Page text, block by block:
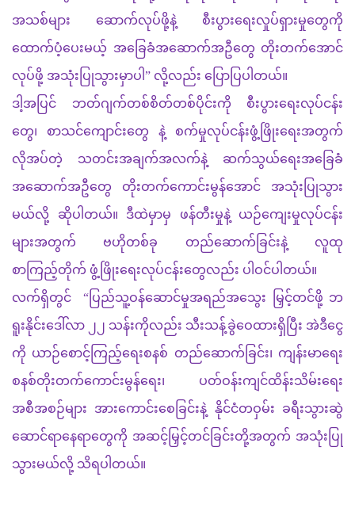
အသစ်များ ဆောက်လုပ်ဖို့နဲ့ စီးပွားရေးလှုပ်ရှားမှုတွေကို
ထောက်ပံ့ပေးမယ့် အခြေခံအဆောက်အဦတွေ တိုးတက်အောင်
လုပ်ဖို့ အသုံးပြုသွားမှာပါ ” လို့လည်း ပြောပြပါတယ်။
ဒါ့အပြင် ဘတ်ဂျက်တစ်စိတ်တစ်ပိုင်းကို စီးပွားရေးလုပ်ငန်း
တွေ၊ စာသင်ကျောင်းတွေ နဲ့ စက်မှုလုပ်ငန်းဖွံ့ဖြိုးရေးအတွက်
လိုအပ်တဲ့ သတင်းအချက်အလက်နဲ့ ဆက်သွယ်ရေးအခြေခံ
အဆောက်အဦတွေ တိုးတက်ကောင်းမွန်အောင် အသုံးပြုသွား
မယ်လို့ ဆိုပါတယ်။ ဒီထဲမှာမှ ဖန်တီးမှုနဲ့ ယဉ်ကျေးမှုလုပ်ငန်း
များအတွက် ဗဟိုတစ်ခု တည်ဆောက်ခြင်းနဲ့ လူထု
စာကြည့်တိုက် ဖွံ့ဖြိုးရေးလုပ်ငန်းတွေလည်း ပါဝင်ပါတယ်။
လက်ရှိတွင် “ ပြည်သူ့ဝန်ဆောင်မှုအရည်အသွေး မြှင့်တင်ဖို့ ဘ
ရူးနိုင်းဒေါ်လာ ၂၂ သန်းကိုလည်း သီးသန့်ခွဲဝေထားရှိပြီး အဲဒီငွေ
ကို ယာဉ်စောင့်ကြည့်ရေးစနစ် တည်ဆောက်ခြင်း၊ ကျန်းမာရေး
စနစ်တိုးတက်ကောင်းမွန်ရေး၊ ပတ်ဝန်းကျင်ထိန်းသိမ်းရေး
အစီအစဉ်များ အားကောင်းစေခြင်းနဲ့ နိုင်ငံတဝှမ်း ခရီးသွားဆွဲ
ဆောင်ရာနေရာတွေကို အဆင့်မြှင့်တင်ခြင်းတို့အတွက် အသုံးပြု
သွားမယ်လို့ သိရပါတယ်။